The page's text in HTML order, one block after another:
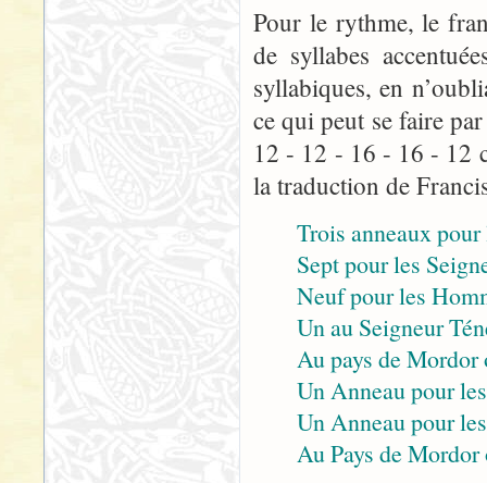
Pour le rythme, le
de syllabes
syllabiques, en
ce qui peut se faire
12 - 12 - 16 - 16 - 12
la traduction de
Trois anneaux
Sept pour les
Neuf pour les
Un au Seigneur
Au pays de Mordor
Un Anneau pour
Un Anneau pour
Au Pays de Mordor